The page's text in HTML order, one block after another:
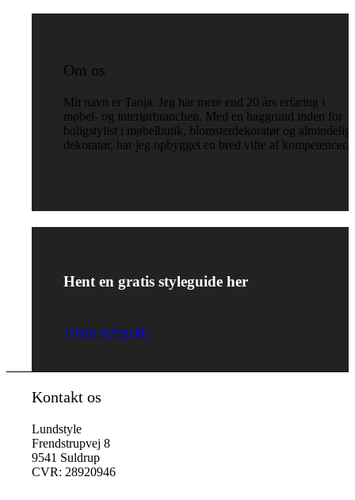
Om os
Mit navn er Tanja. Jeg har mere end 20 års erfaring i
møbel- og interiørbranchen. Med en baggrund inden for
boligstylist i møbelbutik, blomsterdekoratør og almindelig
dekoratør, har jeg opbygget en bred vifte af kompetencer.
Hent en gratis styleguide her
Gratis styleguide
Kontakt os
Lundstyle
Frendstrupvej 8
9541 Suldrup
CVR: 28920946